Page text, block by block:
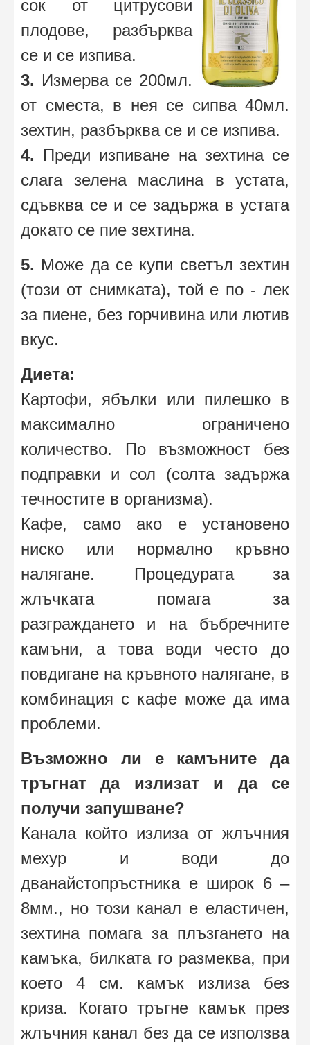
сок от цитрусови
плодове, разбърква
се и се изпива.
3. Измерва се 200мл.
от сместа, в нея се сипва 40мл.
зехтин, разбърква се и се изпива.
4. Преди изпиване на зехтина се
слага зелена маслина в устата,
сдъвква се и се задържа в устата
докато се пие зехтина.
5. Може да се купи светъл зехтин
(този от снимката), той е по - лек
за пиене, без горчивина или лютив
вкус.
Диета:
Картофи, ябълки или пилешко в
максимално ограничено
количество. По възможност без
подправки и сол (солта задържа
течностите в организма).
Кафе, само ако е установено
ниско или нормално кръвно
налягане. Процедурата за
жлъчката помага за
разграждането и на бъбречните
камъни, а това води често до
повдигане на кръвното налягане, в
комбинация с кафе може да има
проблеми.
Възможно ли е камъните да
тръгнат да излизат и да се
получи запушване?
Канала който излиза от жлъчния
мехур и води до
дванайстопръстника е широк 6 –
8мм., но този канал е еластичен,
зехтина помага за плъзгането на
камъка, билката го размеква, при
което 4 см. камък излиза без
криза. Когато тръгне камък през
жлъчния канал без да се използва